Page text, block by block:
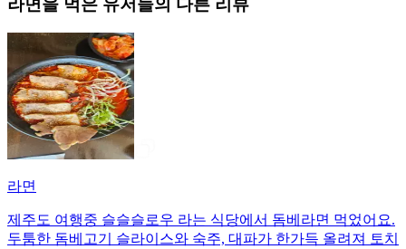
라면
제주도 여행중 슬슬슬로우 라는 식당에서 돔베라면 먹었어요.
두툼한 돔베고기 슬라이스와 숙주, 대파가 한가득 올려져 토치